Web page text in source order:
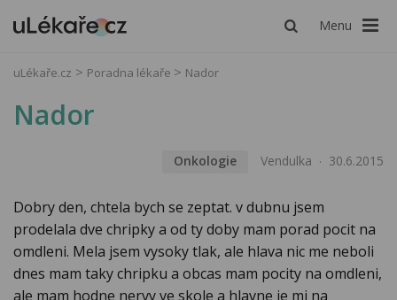
Menu
uLékaře.cz Poradna lékaře Nador
Nador
Onkologie Vendulka 30.6.2015
Dobry den, chtela bych se zeptat. v dubnu jsem
prodelala dve chripky a od ty doby mam porad pocit na
omdleni. Mela jsem vysoky tlak, ale hlava nic me neboli
dnes mam taky chripku a obcas mam pocity na omdleni,
ale mam hodne nervy ve skole a hlavne je mi na